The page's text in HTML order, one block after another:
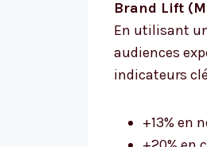
Brand Lift
En utilisant
audiences
indicateurs
+13% en